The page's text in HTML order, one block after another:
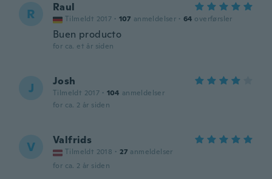
R Raul
Tilmeldt 2017 · 107 anmeldelser · 64 overførsler
Buen producto
for ca. et år siden
J Josh
Tilmeldt 2017 · 104 anmeldelser
for ca. 2 år siden
V Valfrids
Tilmeldt 2018 · 27 anmeldelser
for ca. 2 år siden